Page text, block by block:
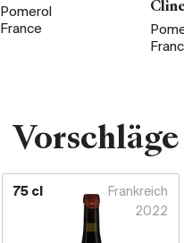
Pomerol
France
Vorschläge
75 cl
Frankreich
2022